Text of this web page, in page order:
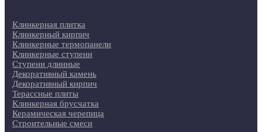
Клинкерная плитка
Клинкерный кирпич
Клинкерные термопанели
Клинкерные ступени
Ступени длинные
Декоративный камень
Декоративный кирпич
Терассные плиты
Клинкерная брусчатка
Керамическая черепица
Строительные смеси